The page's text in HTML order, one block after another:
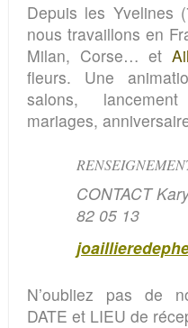
Depuis les Yvelines
nous travaillons en
Milan, Corse… et
fleurs. Une
salons,
mariages,
CONTACT
82 05 13
N’oubliez pas de
DATE et LIEU de